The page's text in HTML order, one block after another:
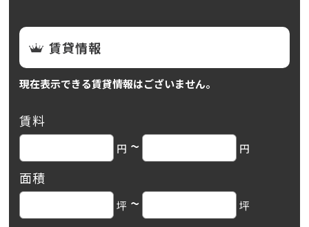
賃貸情報
現在表示できる賃貸情報はございません。
賃料
円 ~ 円
面積
坪 ~ 坪